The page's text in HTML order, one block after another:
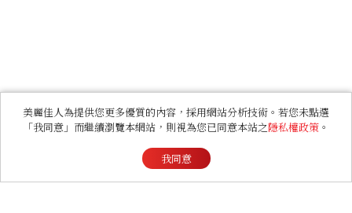
美麗佳人為提供您更多優質的內容，採用網站分析技術。若您未點選
「我同意」而繼續瀏覽本網站，則視為您已同意本站之隱私權政策 。
我同意